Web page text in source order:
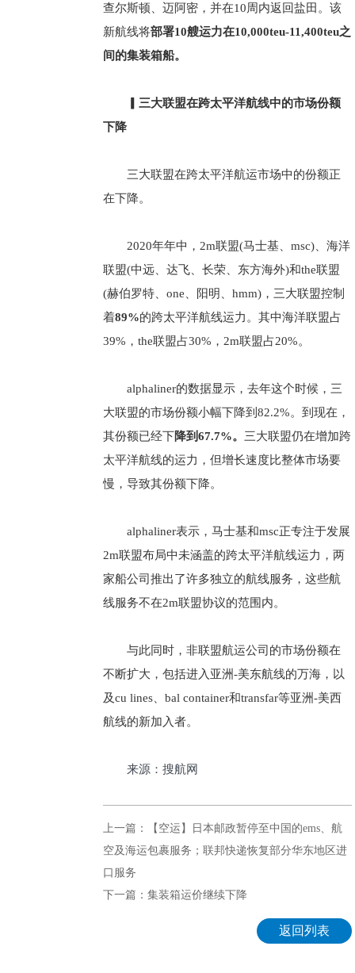
查尔斯顿、迈阿密，并在10周内返回盐田。该
新航线将部署10艘运力在10,000teu-11,400teu之
间的集装箱船。
▎三大联盟在跨太平洋航线中的市场份额
下降
三大联盟在跨太平洋航运市场中的份额正
在下降。
2020年年中，2m联盟(马士基、msc)、海洋
联盟(中远、达飞、长荣、东方海外)和the联盟
(赫伯罗特、one、阳明、hmm)，三大联盟控制
着89%的跨太平洋航线运力。其中海洋联盟占
39%，the联盟占30%，2m联盟占20%。
alphaliner的数据显示，去年这个时候，三
大联盟的市场份额小幅下降到82.2%。到现在，
其份额已经下降到67.7%。 三大联盟仍在增加跨
太平洋航线的运力，但增长速度比整体市场要
慢，导致其份额下降。
alphaliner表示，马士基和msc正专注于发展
2m联盟布局中未涵盖的跨太平洋航线运力，两
家船公司推出了许多独立的航线服务，这些航
线服务不在2m联盟协议的范围内。
与此同时，非联盟航运公司的市场份额在
不断扩大，包括进入亚洲-美东航线的万海，以
及cu lines、bal container和transfar等亚洲-美西
航线的新加入者。
来源：搜航网
上一篇：【空运】日本邮政暂停至中国的ems、航
空及海运包裹服务；联邦快递恢复部分华东地区进
口服务​
下一篇：集装箱运价继续下降
返回列表